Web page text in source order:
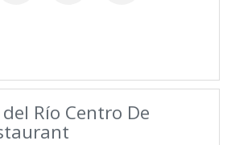
Río Centro De